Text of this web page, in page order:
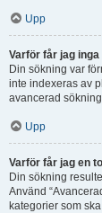
Upp
Varför får jag
Din sökning var
inte indexeras av
avancerad
Upp
Varför får jag en
Din sökning
Använd
kategorier som